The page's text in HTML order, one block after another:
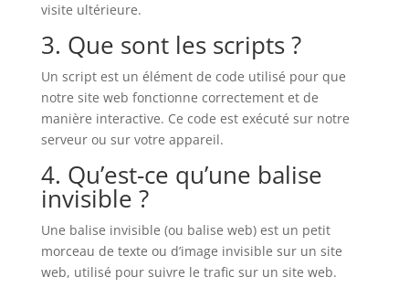
visite ultérieure.
3. Que sont les scripts ?
Un script est un élément de code utilisé pour que
notre site web fonctionne correctement et de
manière interactive. Ce code est exécuté sur notre
serveur ou sur votre appareil.
4. Qu’est-ce qu’une balise
invisible ?
Une balise invisible (ou balise web) est un petit
morceau de texte ou d’image invisible sur un site
web, utilisé pour suivre le trafic sur un site web.